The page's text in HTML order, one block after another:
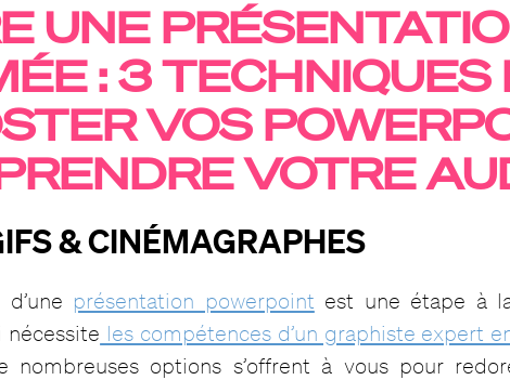
UNE
: 3 TECHNIQUES
VOS
VOTRE
& CINÉMAGRAPHES
d’une présentation powerpoint est une étape à
nécessite les compétences d’un graphiste expert
nombreuses options s’offrent à vous pour